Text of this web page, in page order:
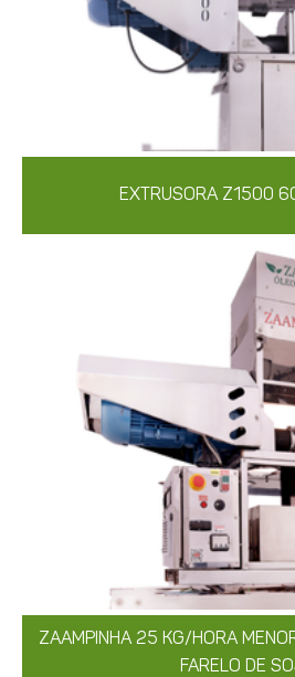
EXTRUSORA Z1500
ZAAMPINHA 25 KG/HORA
FARELO DE